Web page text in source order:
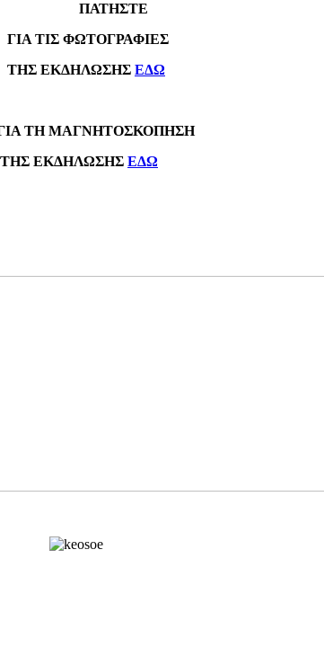
ΠΑΤΗΣΤΕ
ΤΙΣ ΦΩΤΟΓΡΑΦΙΕΣ
ΕΚΔΗΛΩΣΗΣ ΕΔΩ
ΤΗ ΜΑΓΝΗΤΟΣΚΟΠΗΣΗ
ΕΚΔΗΛΩΣΗΣ ΕΔΩ